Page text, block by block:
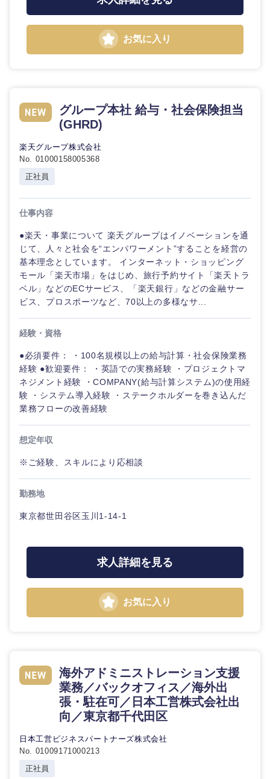
九州・沖縄
長崎県
大分県 宮崎県
鹿児島県 沖縄県
お気に入り
グループ本社 給与・社会保険担当
(GHRD)
楽天グループ株式会社
No. 01000158005368
正社員
仕事内容
●楽天・事業について 楽天グループはイノベーションを通
じて、人々と社会を“エンパワーメント”することを経営の
基本理念としています。 インターネット・ショッピング
モール「楽天市場」をはじめ、旅行予約サイト「楽天トラ
ベル」などのECサービス、「楽天銀行」などの金融サー
ビス、プロスポーツなど、70以上の多様なサ...
経験・資格
●必須要件： ・100名規模以上の給与計算・社会保険業務
経験 ●歓迎要件： ・英語での実務経験 ・プロジェクトマ
ネジメント経験 ・COMPANY(給与計算システム)の使用経
験 ・システム導入経験 ・ステークホルダーを巻き込んだ
業務フローの改善経験
想定年収
※ご経験、スキルにより応相談
勤務地
東京都世田谷区玉川1-14-1
求人詳細を見る
お気に入り
海外アドミニストレーション支援
業務／バックオフィス／海外出
張・駐在可／日本工営株式会社出
向／東京都千代田区
日本工営ビジネスパートナーズ株式会社
No. 01009171000213
正社員